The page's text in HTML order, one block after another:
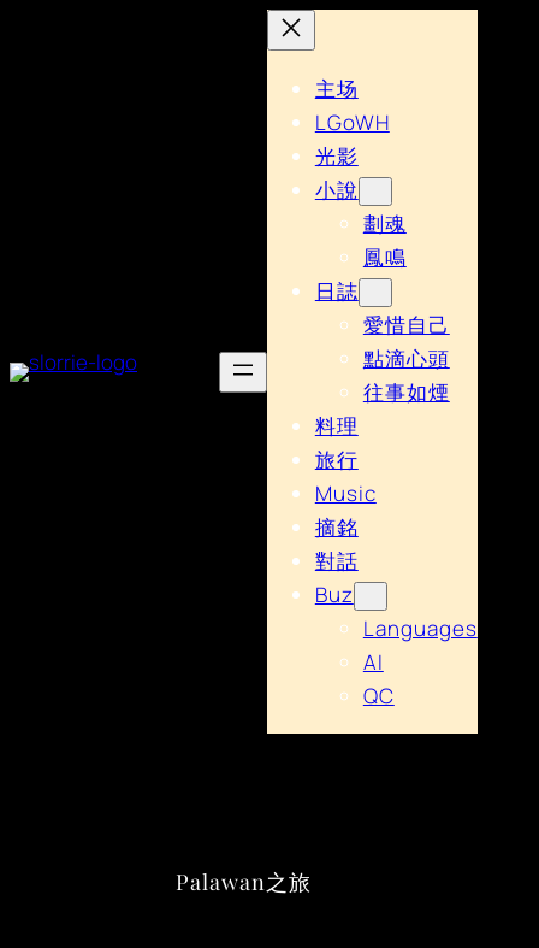
主场
LGoWH
光影
小說
劃魂
鳳鳴
日誌
愛惜自己
點滴心頭
往事如煙
料理
旅行
Music
摘銘
對話
Buz
Languages
AI
QC
Palawan之旅